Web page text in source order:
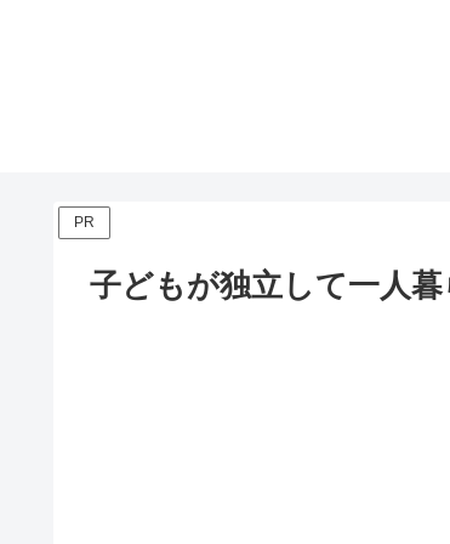
PR
子どもが独立して一人